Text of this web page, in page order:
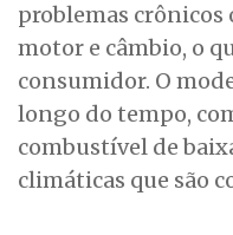
problemas crônicos
motor e câmbio, o
consumidor. O
longo do tempo,
combustível de
climáticas que são